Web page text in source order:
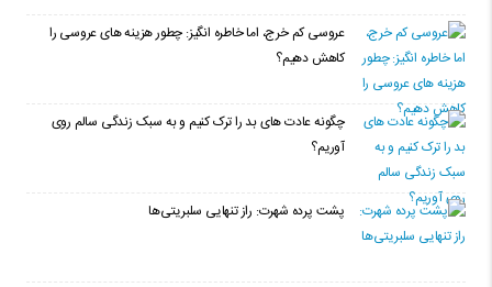
عروسی کم خرج، اما خاطره انگیز: چطور هزینه های عروسی را
کاهش دهیم؟
چگونه عادت‌ های بد را ترک کنیم و به سبک زندگی سالم روی
آوریم؟
پشت پرده شهرت: راز تنهایی سلبریتی‌ها